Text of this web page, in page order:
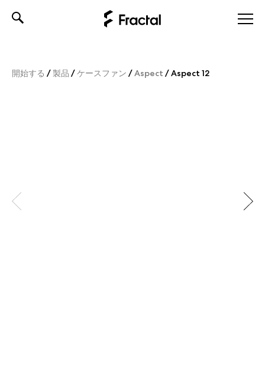
開始する /製品 /ケースファン /Aspect /Aspect 12